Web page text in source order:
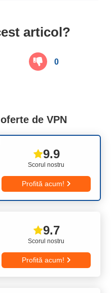
articol?
0
de VPN
Scorul nostru
9.9
Profită acum!
Scorul nostru
9.7
Profită acum!